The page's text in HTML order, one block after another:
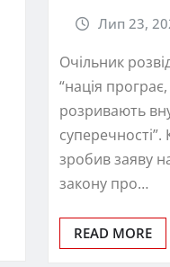
Лип 23,
Очільник
“нація програє,
розривають
зробив заяву
закону про…
READ MORE